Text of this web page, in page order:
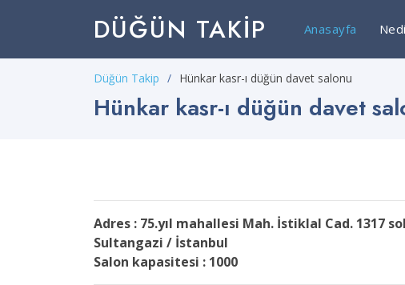
DÜĞÜN TAKIP Anasayfa
Düğün Takip Hünkar kasr-ı düğün davet salonu
Hünkar kasr-ı düğün davet
Adres : 75.yıl mahallesi Mah. İstiklal Cad. 1317
Sultangazi / İstanbul
Salon kapasitesi : 1000